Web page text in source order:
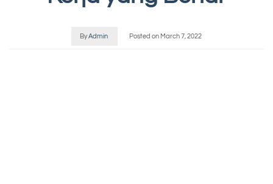
ByAdmin Posted on March 7, 2022